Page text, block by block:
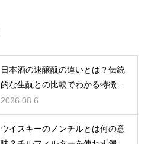
日本酒の速醸酛の違いとは？伝統
的な生酛との比較でわかる特徴を
解説
2026.08.6
ウイスキーのノンチルとは何の意